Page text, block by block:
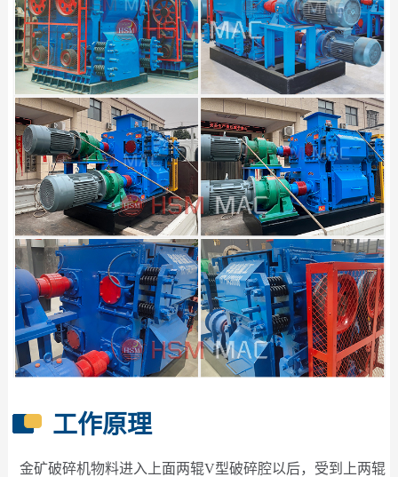
工作原理
金矿破碎机物料进入上面两辊V型破碎腔以后，受到上两辊